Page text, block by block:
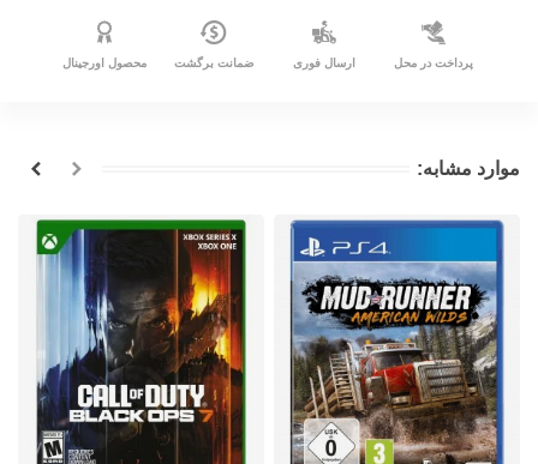
پرداخت در محل ارسال فوری ضمانت برگشت محصول اورجینال
موارد مشابه: